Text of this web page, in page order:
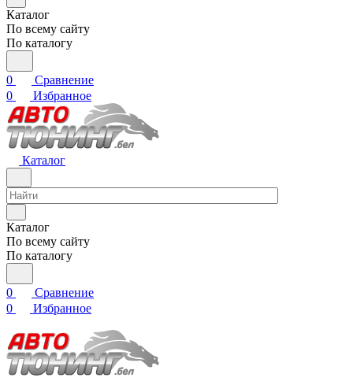
Каталог
По всему сайту
По каталогу
0
Сравнение
0
Избранное
Каталог
Каталог
По всему сайту
По каталогу
0
Сравнение
0
Избранное